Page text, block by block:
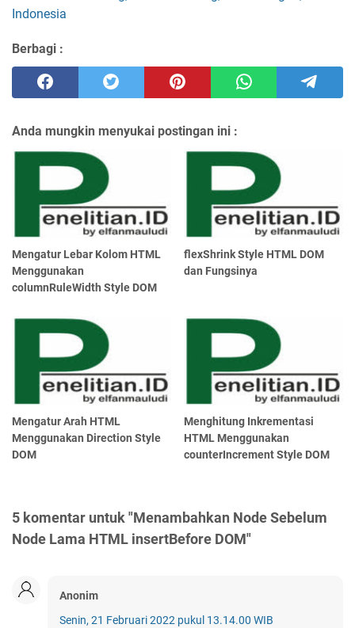
Indonesia
Berbagi :
Anda mungkin menyukai postingan ini :
Mengatur Lebar Kolom HTML
Menggunakan
columnRuleWidth Style DOM
flexShrink Style HTML DOM
dan Fungsinya
Mengatur Arah HTML
Menggunakan Direction Style
DOM
Menghitung Inkrementasi
HTML Menggunakan
counterIncrement Style DOM
5 komentar untuk "Menambahkan Node Sebelum
Node Lama HTML insertBefore DOM"
Anonim
Senin, 21 Februari 2022 pukul 13.14.00 WIB